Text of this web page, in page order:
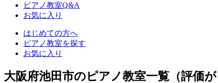
ピアノ教室Q&A
お気に入り
はじめての方へ
ピアノ教室を探す
お気に入り
大阪府池田市のピアノ教室一覧（評価